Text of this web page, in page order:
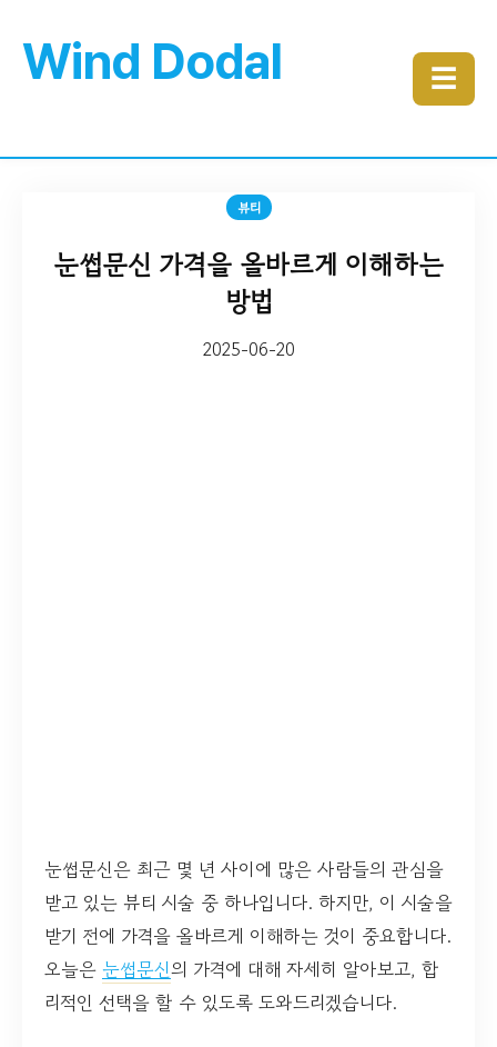
Wind Dodal ☰
뷰티
눈썹문신 가격을 올바르게 이해하는
방법
2025-06-20
눈썹문신은 최근 몇 년 사이에 많은 사람들의 관심을
받고 있는 뷰티 시술 중 하나입니다. 하지만, 이 시술을
받기 전에 가격을 올바르게 이해하는 것이 중요합니다.
오늘은 눈썹문신의 가격에 대해 자세히 알아보고, 합
리적인 선택을 할 수 있도록 도와드리겠습니다.